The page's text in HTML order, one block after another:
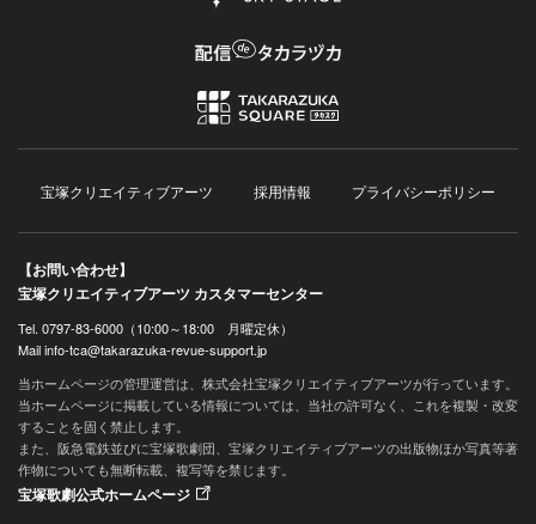
宝塚クリエイティブアーツ 採用情報 プライバシーポリシー
【お問い合わせ】
宝塚クリエイティブアーツ カスタマーセンター
Tel. 0797-83-6000（10:00～18:00 月曜定休）
Mail info-tca@takarazuka-revue-support.jp
当ホームページの管理運営は、株式会社宝塚クリエイティブアーツが行っています。
当ホームページに掲載している情報については、当社の許可なく、これを複製・改変
することを固く禁止します。
また、阪急電鉄並びに宝塚歌劇団、宝塚クリエイティブアーツの出版物ほか写真等著
作物についても無断転載、複写等を禁じます。
宝塚歌劇公式ホームページ